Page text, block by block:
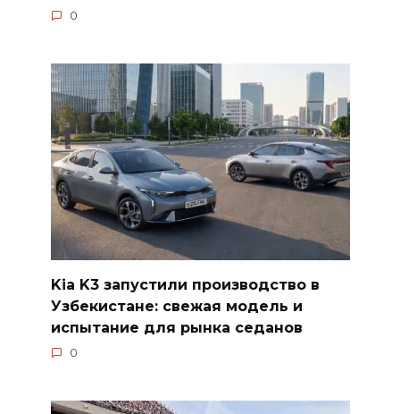
0
Kia K3 запустили производство в
Узбекистане: свежая модель и
испытание для рынка седанов
0